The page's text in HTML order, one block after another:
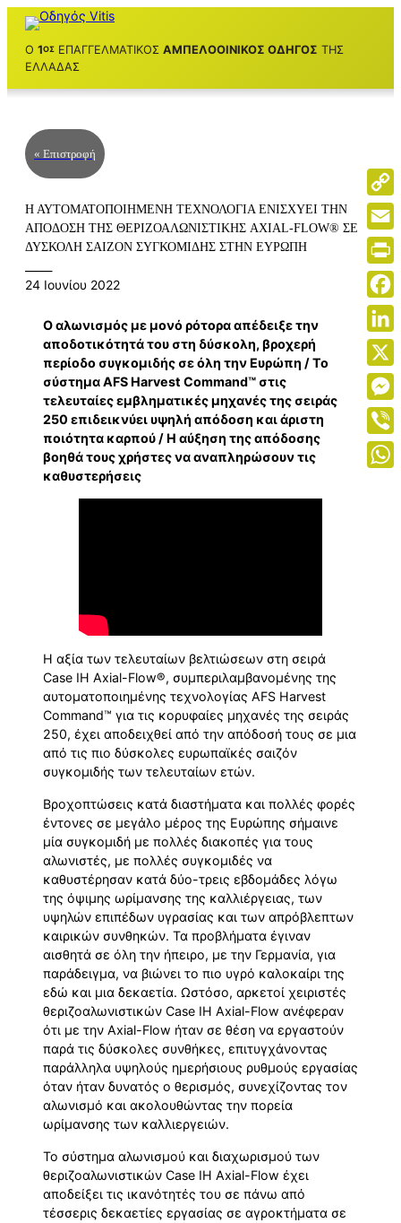
Μετάβαση
στο
περιεχόμενο
Ο 1ΟΣ ΕΠΑΓΓΕΛΜΑΤΙΚΌΣ ΑΜΠΕΛΟΟΙΝΙΚΌΣ ΟΔΗΓΌΣ ΤΗΣ
ΕΛΛΆΔΑΣ
« Επιστροφή
Η ΑΥΤΟΜΑΤΟΠΟΙΗΜΈΝΗ ΤΕΧΝΟΛΟΓΊΑ ΕΝΙΣΧΎΕΙ ΤΗΝ
ΑΠΌΔΟΣΗ ΤΗΣ ΘΕΡΙΖΟΑΛΩΝΙΣΤΙΚΉΣ AXIAL-FLOW® ΣΕ
ΔΎΣΚΟΛΗ ΣΑΙΖΌΝ ΣΥΓΚΟΜΙΔΉΣ ΣΤΗΝ ΕΥΡΏΠΗ
24 Ιουνίου 2022
Ο αλωνισμός με μονό ρότορα απέδειξε την
αποδοτικότητά του στη δύσκολη, βροχερή
περίοδο συγκομιδής σε όλη την Ευρώπη / Το
σύστημα AFS Harvest Command™ στις
τελευταίες εμβληματικές μηχανές της σειράς
250 επιδεικνύει υψηλή απόδοση και άριστη
ποιότητα καρπού / Η αύξηση της απόδοσης
βοηθά τους χρήστες να αναπληρώσουν τις
καθυστερήσεις
Η αξία των τελευταίων βελτιώσεων στη σειρά
Case IH Axial-Flow®, συμπεριλαμβανομένης της
αυτοματοποιημένης τεχνολογίας AFS Harvest
Command™ για τις κορυφαίες μηχανές της σειράς
250, έχει αποδειχθεί από την απόδοσή τους σε μια
από τις πιο δύσκολες ευρωπαϊκές σαιζόν
συγκομιδής των τελευταίων ετών.
Βροχοπτώσεις κατά διαστήματα και πολλές φορές
έντονες σε μεγάλο μέρος της Ευρώπης σήμαινε
μία συγκομιδή με πολλές διακοπές για τους
αλωνιστές, με πολλές συγκομιδές να
καθυστέρησαν κατά δύο-τρεις εβδομάδες λόγω
της όψιμης ωρίμανσης της καλλιέργειας, των
υψηλών επιπέδων υγρασίας και των απρόβλεπτων
καιρικών συνθηκών. Τα προβλήματα έγιναν
αισθητά σε όλη την ήπειρο, με την Γερμανία, για
παράδειγμα, να βιώνει το πιο υγρό καλοκαίρι της
εδώ και μια δεκαετία. Ωστόσο, αρκετοί χειριστές
θεριζοαλωνιστικών Case IH Axial-Flow ανέφεραν
ότι με την Axial-Flow ήταν σε θέση να εργαστούν
παρά τις δύσκολες συνθήκες, επιτυγχάνοντας
παράλληλα υψηλούς ημερήσιους ρυθμούς εργασίας
όταν ήταν δυνατός ο θερισμός, συνεχίζοντας τον
αλωνισμό και ακολουθώντας την πορεία
ωρίμανσης των καλλιεργειών.
Το σύστημα αλωνισμού και διαχωρισμού των
θεριζοαλωνιστικών Case IH Axial-Flow έχει
αποδείξει τις ικανότητές του σε πάνω από
τέσσερις δεκαετίες εργασίας σε αγροκτήματα σε
Copy
Link
Email
Print
X
Viber